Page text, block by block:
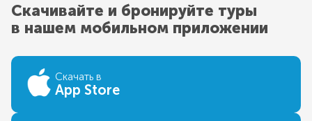
Скачивайте и бронируйте туры
в нашем мобильном приложении
Скачать в
App Store